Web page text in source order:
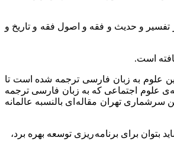
تفسیر و حدیث و فقه و اصول فقه و تاریخ و
است.
علوم به زبان فارسی ترجمه شده است تا
علوم اجتماعی که به زبان فارسی ترجمه
تهران مقاله ای بالنسبه عالمانه
برای برنامه ریزی توسعه بهره برد،